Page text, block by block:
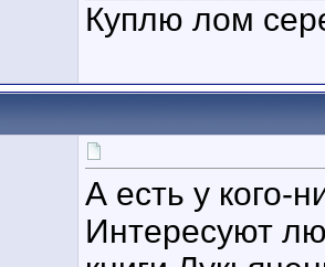
Куплю лом
А есть у кого-
Интересуют